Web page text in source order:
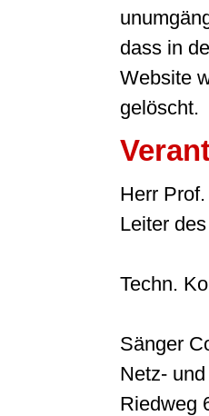
dass in
Website
gelöscht.
Herr
Leiter
Techn.
Sänger
Netz-
Riedweg